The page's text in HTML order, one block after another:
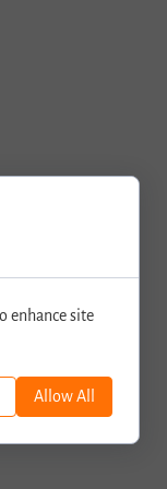
enhance site
Allow All